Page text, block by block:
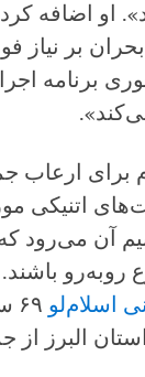
اضافه کرد
بر نیاز
برنامه
برای
اتنیکی
آن می‌رود
باشند. پدرام
اسلام‌لو
البرز از